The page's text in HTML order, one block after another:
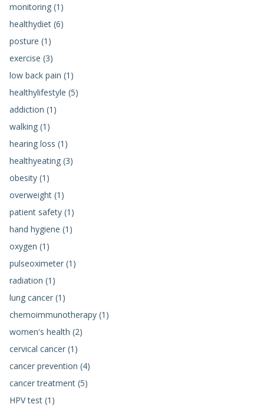
monitoring (1)
healthydiet (6)
posture (1)
exercise (3)
low back pain (1)
healthylifestyle (5)
addiction (1)
walking (1)
hearing loss (1)
healthyeating (3)
obesity (1)
overweight (1)
patient safety (1)
hand hygiene (1)
oxygen (1)
pulseoximeter (1)
radiation (1)
lung cancer (1)
chemoimmunotherapy (1)
women's health (2)
cervical cancer (1)
cancer prevention (4)
cancer treatment (5)
HPV test (1)